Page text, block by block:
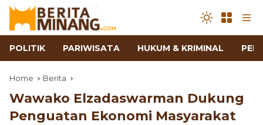
POLITIK PARIWISATA HUKUM & KRIMINAL
Home Berita
Wawako Elzadaswarman Dukung
Penguatan Ekonomi Masyarakat